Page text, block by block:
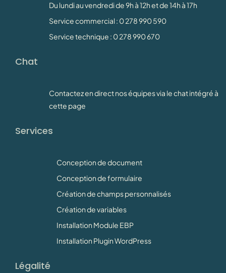
Du lundi au vendredi de 9h à 12h et de 14h à 17h
Service commercial : 0 278 990 590
Service technique : 0 278 990 670
Chat
Contactez en direct nos équipes via le chat intégré à
cette page
Services
Conception de document
Conception de formulaire
Création de champs personnalisés
Création de variables
Installation Module EBP
Installation Plugin WordPress
Légalité